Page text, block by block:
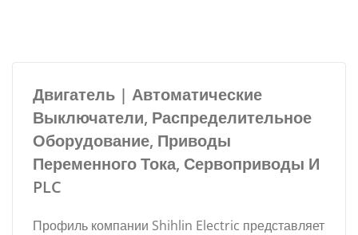
Двигатель | Автоматические
Выключатели, Распределительное
Оборудование, Приводы
Переменного Тока, Сервоприводы И
PLC
Профиль компании Shihlin Electric представляет